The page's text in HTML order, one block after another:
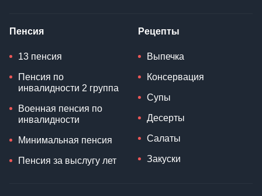
Пенсия
13 пенсия
Пенсия по
инвалидности 2 группа
Военная пенсия по
инвалидности
Минимальная пенсия
Пенсия за выслугу лет
Рецепты
Выпечка
Консервация
Супы
Десерты
Салаты
Закуски